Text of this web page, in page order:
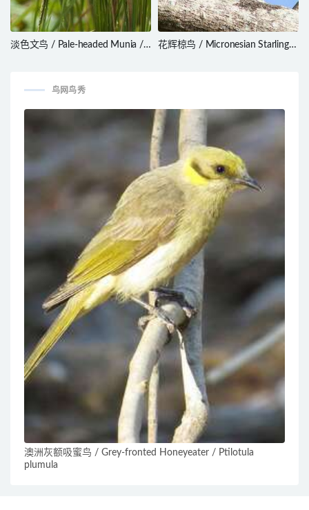
淡色文鸟 / Pale-headed Munia /
花辉椋鸟 / Micronesian Starling /
鸟网鸟秀
澳洲灰额吸蜜鸟 / Grey-fronted Honeyeater / Ptilotula
plumula